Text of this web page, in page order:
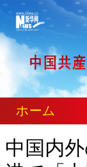
ホーム
中国内